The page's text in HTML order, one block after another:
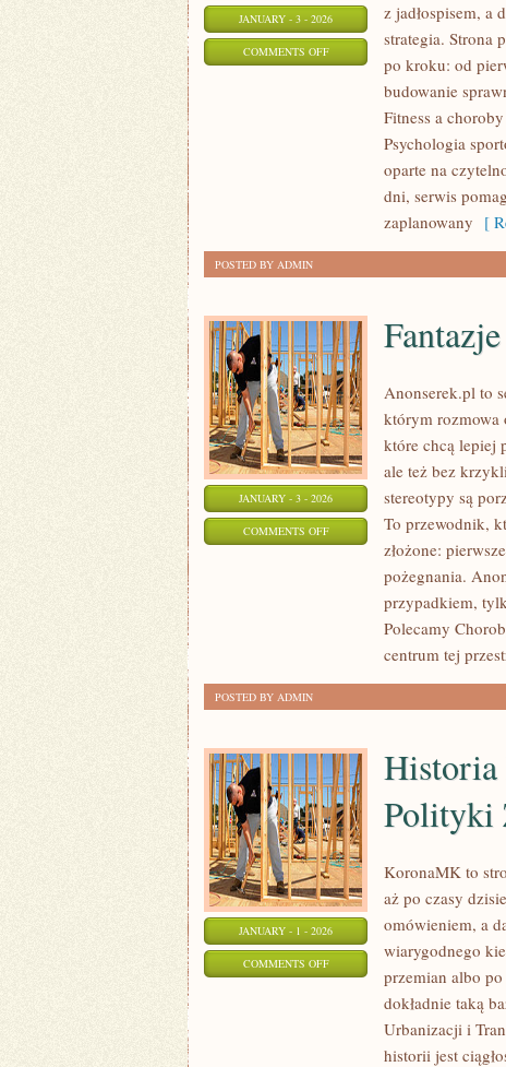
JANUARY - 3 - 2026
COMMENTS OFFON
z jadłospisem, a
strategia. Strona
po kroku: od
budowanie
Fitness a
Psychologia
oparte na
dni, serwis
zaplanowany [
POSTED BY ADMIN
JANUARY - 3 - 2026
COMMENTS OFFON
MARZENIA
EROTYCZNE
Anonserek.pl to
którym rozmowa
które chcą lepiej
ale też bez
stereotypy są
To przewodnik,
złożone:
pożegnania.
przypadkiem,
Polecamy
centrum tej
POSTED BY ADMIN
JANUARY - 1 - 2026
COMMENTS OFFON
Polityki
KoronaMK to
aż po czasy
omówieniem, a
wiarygodnego
przemian albo
dokładnie taką
Urbanizacji i
historii jest